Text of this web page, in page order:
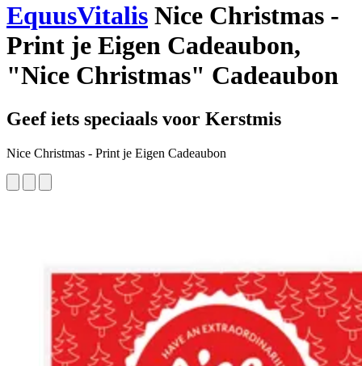
EquusVitalis Nice Christmas -
Print je Eigen Cadeaubon,
"Nice Christmas" Cadeaubon
Geef iets speciaals voor Kerstmis
Nice Christmas - Print je Eigen Cadeaubon